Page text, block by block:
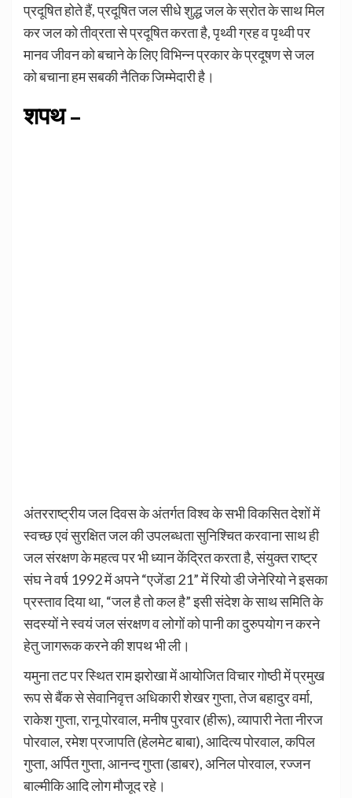
प्रदूषित होते हैं, प्रदूषित जल सीधे शुद्ध जल के स्रोत के साथ मिल
कर जल को तीव्रता से प्रदूषित करता है, पृथ्वी ग्रह व पृथ्वी पर
मानव जीवन को बचाने के लिए विभिन्न प्रकार के प्रदूषण से जल
को बचाना हम सबकी नैतिक जिम्मेदारी है।
शपथ –
अंतरराष्ट्रीय जल दिवस के अंतर्गत विश्व के सभी विकसित देशों में
स्वच्छ एवं सुरक्षित जल की उपलब्धता सुनिश्चित करवाना साथ ही
जल संरक्षण के महत्व पर भी ध्यान केंद्रित करता है, संयुक्त राष्ट्र
संघ ने वर्ष 1992 में अपने “एजेंडा 21” में रियो डी जेनेरियो ने इसका
प्रस्ताव दिया था, “जल है तो कल है” इसी संदेश के साथ समिति के
सदस्यों ने स्वयं जल संरक्षण व लोगों को पानी का दुरुपयोग न करने
हेतु जागरूक करने की शपथ भी ली।
यमुना तट पर स्थित राम झरोखा में आयोजित विचार गोष्ठी में प्रमुख
रूप से बैंक से सेवानिवृत्त अधिकारी शेखर गुप्ता, तेज बहादुर वर्मा,
राकेश गुप्ता, रानू पोरवाल, मनीष पुरवार (हीरू), व्यापारी नेता नीरज
पोरवाल, रमेश प्रजापति (हेलमेट बाबा), आदित्य पोरवाल, कपिल
गुप्ता, अर्पित गुप्ता, आनन्द गुप्ता (डाबर), अनिल पोरवाल, रज्जन
बाल्मीकि आदि लोग मौजूद रहे।